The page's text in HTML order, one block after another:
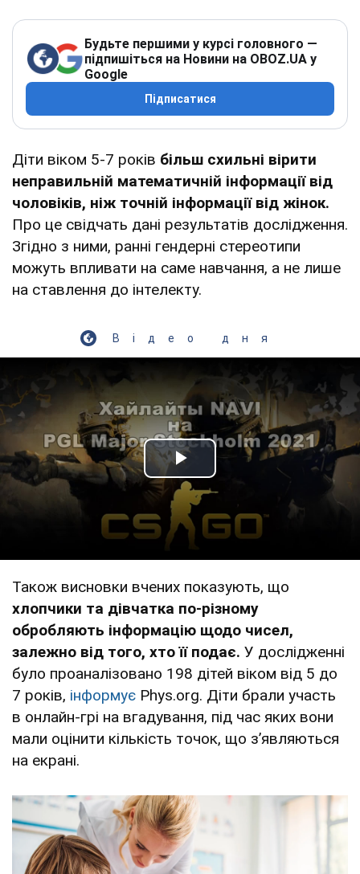
Будьте першими у курсі головного —
підпишіться на Новини на OBOZ.UA у
Google
Підписатися
Діти віком 5-7 років більш схильні вірити
неправильній математичній інформації від
чоловіків, ніж точній інформації від жінок.
Про це свідчать дані результатів дослідження.
Згідно з ними, ранні гендерні стереотипи
можуть впливати на саме навчання, а не лише
на ставлення до інтелекту.
Відео дня
Play Video
Також висновки вчених показують, що
хлопчики та дівчатка по-різному
обробляють інформацію щодо чисел,
залежно від того, хто її подає. У дослідженні
було проаналізовано 198 дітей віком від 5 до
7 років, інформує Рhys.org. Діти брали участь
в онлайн-грі на вгадування, під час яких вони
мали оцінити кількість точок, що зʼявляються
на екрані.